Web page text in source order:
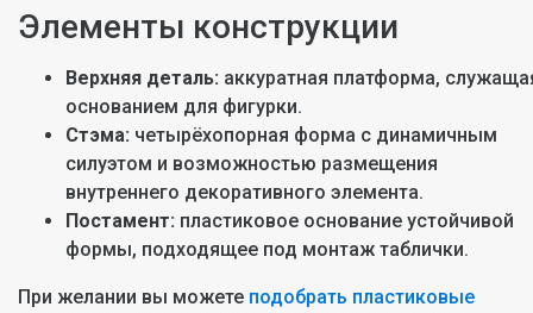
Элементы конструкции
Верхняя деталь: аккуратная платформа,
основанием для фигурки.
Стэма: четырёхопорная форма с динамичным
силуэтом и возможностью размещения
внутреннего декоративного элемента.
Постамент: пластиковое основание устойчивой
формы, подходящее под монтаж таблички.
При желании вы можете подобрать пластиковые